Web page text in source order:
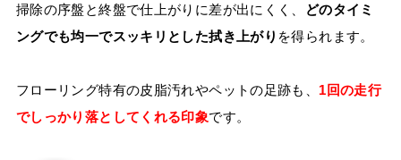
掃除の序盤と終盤で仕上がりに差が出にくく、
どのタイミ
ングでも均一でスッキリとした拭き上がり を得られます。
フローリング特有の皮脂汚れやペットの足跡も、 1回の走行
でしっかり落としてくれる印象です。